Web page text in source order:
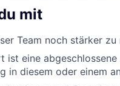
mit
Team noch stärker zu
ist eine
in diesem oder einem